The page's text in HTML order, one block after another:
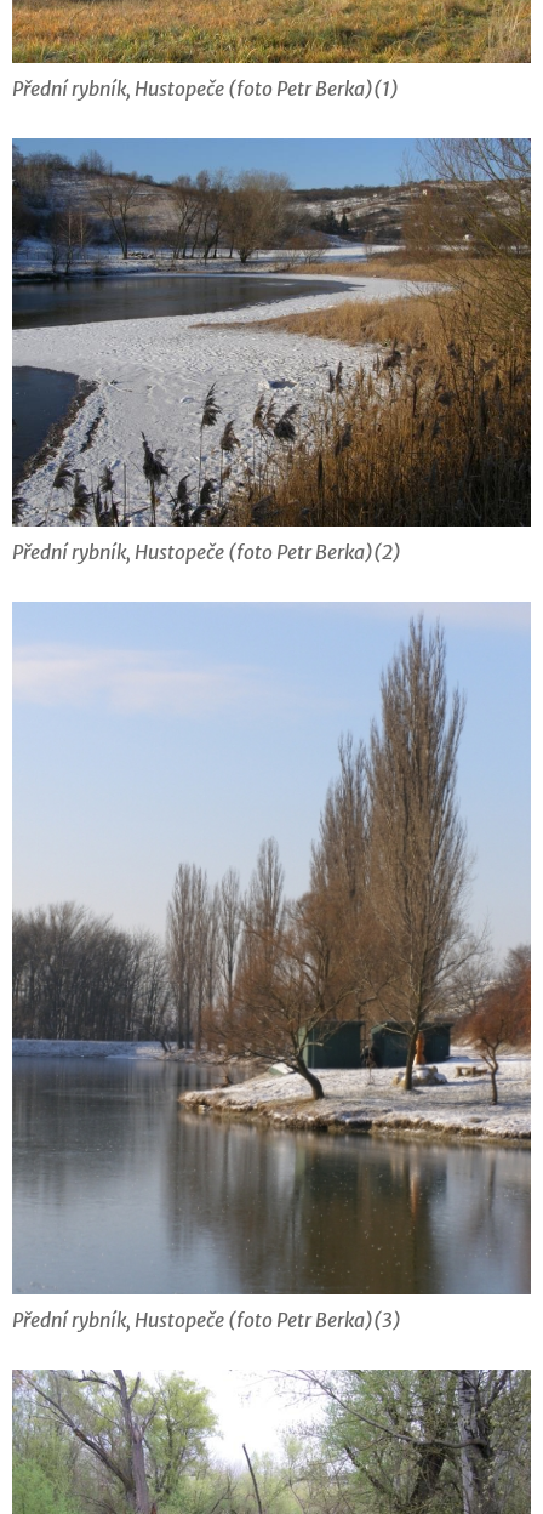
Přední rybník, Hustopeče (foto Petr Berka)(1)
Přední rybník, Hustopeče (foto Petr Berka)(2)
Přední rybník, Hustopeče (foto Petr Berka)(3)